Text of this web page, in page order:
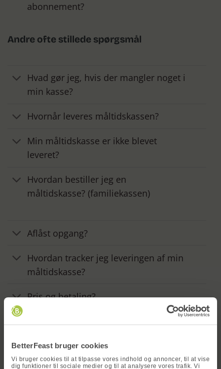
BetterFeast bruger cookies
Vi bruger cookies til at tilpasse vores indhold og annoncer, til at vise
dig funktioner til sociale medier og til at analysere vores trafik. Vi
abonnement?
Andre ofte stillede spørgsmål
Hvad gør jeg, hvis der mangler noget i
min kasse?
Hvornår leveres måltidskassen?
Min måltidskasse er ikke blevet
leveret?
Hvordan bestiller jeg en
måltidskasse? (familiekassen)
Aflåst opgang?
Hvordan tracker jeg leveringen af min
måltidskasse?
Pris og betaling?
x